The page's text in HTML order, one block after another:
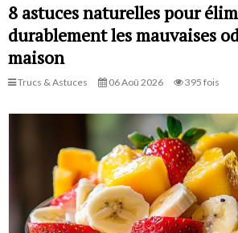
8 astuces naturelles pour
durablement les mauvaises
maison
Trucs & Astuces 06 Aoû 2026 395 fois